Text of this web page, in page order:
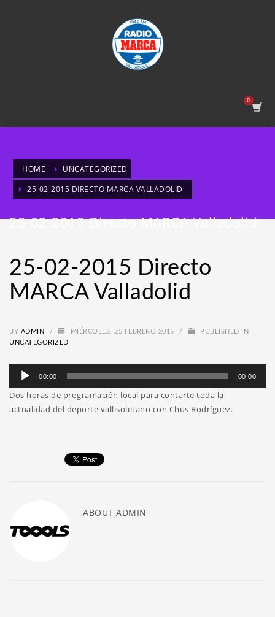
HOME
UNCATEGORIZED
25-02-2015 DIRECTO MARCA VALLADOLID
25-02-2015 Directo MARCA Valladolid
25-02-2015 Directo
MARCA Valladolid
BY ADMIN / MIÉRCOLES, 25 FEBRERO 2015 /
PUBLISHED IN
UNCATEGORIZED
Reproductor
audio
00:00 00:00
Dos horas de programación local para contarte toda la
actualidad del deporte vallisoletano con Chus Rodríguez.
ABOUT ADMIN